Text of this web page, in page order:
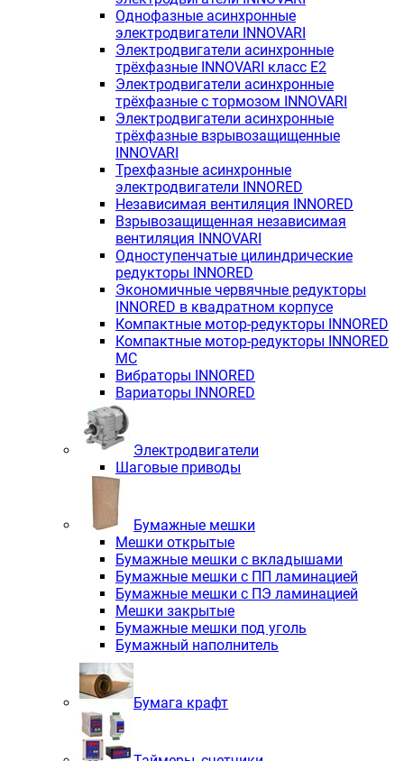
Однофазные асинхронные
электродвигатели INNOVARI
Электродвигатели асинхронные
трёхфазные INNOVARI класс E2
Электродвигатели асинхронные
трёхфазные с тормозом INNOVARI
Электродвигатели асинхронные
трёхфазные взрывозащищенные
INNOVARI
Трехфазные асинхронные
электродвигатели INNORED
Независимая вентиляция INNORED
Взрывозащищенная независимая
вентиляция INNOVARI
Одноступенчатые цилиндрические
редукторы INNORED
Экономичные червячные редукторы
INNORED в квадратном корпусе
Компактные мотор-редукторы INNORED
Компактные мотор-редукторы INNORED
MC
Вибраторы INNORED
Вариаторы INNORED
Электродвигатели
Шаговые приводы
Бумажные мешки
Мешки открытые
Бумажные мешки с вкладышами
Бумажные мешки с ПП ламинацией
Бумажные мешки с ПЭ ламинацией
Мешки закрытые
Бумажные мешки под уголь
Бумажный наполнитель
Бумага крафт